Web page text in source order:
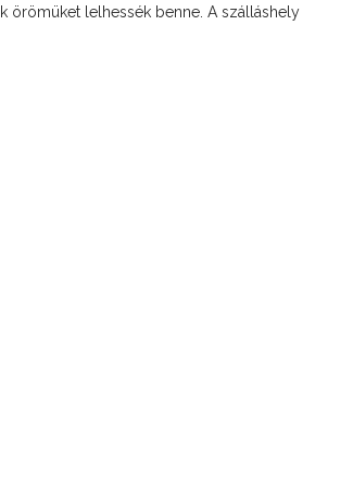
örömüket lelhessék benne. A szálláshely